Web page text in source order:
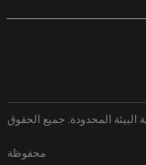
المحدودة. جميع الحقوق
محفوظة